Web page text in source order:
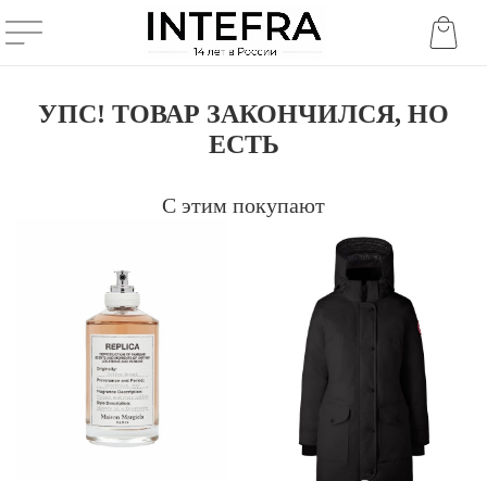
УПС! ТОВАР ЗАКОНЧИЛСЯ, НО
ЕСТЬ
С этим покупают